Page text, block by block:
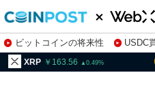
ビットコインの将来性 USDC
株特集・関連銘柄
XRP 163.56 0.49